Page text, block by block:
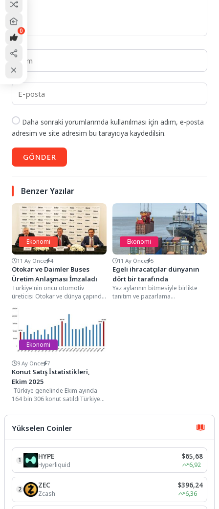
Daha sonraki yorumlarımda kullanılması için adım, e-posta
adresim ve site adresim bu tarayıcıya kaydedilsin.
GÖNDER
Benzer Yazılar
Ekonomi
11 Ay Önce 4
Otokar ve Daimler Buses
Üretim Anlaşması İmzaladı
Türkiye'nin öncü otomotiv
üreticisi Otokar ve dünya çapında
üreticilerinden biri olan Daimler...
Ekonomi
11 Ay Önce 5
Egeli ihracatçılar dünyanın
dört bir tarafında
Yaz aylarının bitmesiyle birlikte
tanıtım ve pazarlama
Ekonomi
9 Ay Önce 7
Konut Satış İstatistikleri,
Ekim 2025
Türkiye genelinde Ekim ayında
164 bin 306 konut satıldıTürkiye
ayında bir...
Yükselen Coinler
1 HYPE
Hyperliquid
$65,68
6,92
2 ZEC
Zcash
$396,24
6,36
0